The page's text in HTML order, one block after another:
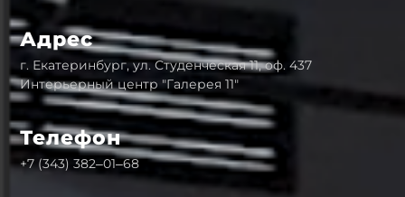
Адрес
г. Екатеринбург, ул. Студенческая 11, оф. 437
Интерьерный центр "Галерея 11"
Телефон
+7 (343) 382‒01‒68